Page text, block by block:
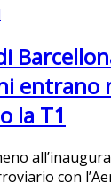
entrano
la T1
con